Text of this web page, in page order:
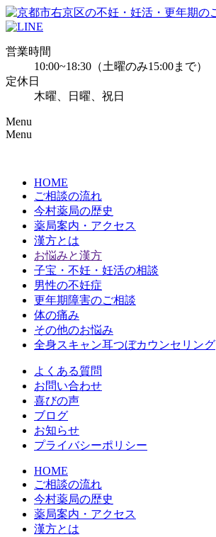
営業時間
10:00~18:30（土曜のみ15:00まで）
定休日
木曜、日曜、祝日
Menu
Menu
HOME
ご相談の流れ
今村薬局の歴史
薬局案内・アクセス
漢方とは
お悩みと漢方
子宝・不妊・妊活の相談
男性の不妊症
更年期障害のご相談
体の痛み
その他のお悩み
全身スキャン耳つぼカウンセリング
よくある質問
お問い合わせ
喜びの声
ブログ
お知らせ
プライバシーポリシー
HOME
ご相談の流れ
今村薬局の歴史
薬局案内・アクセス
漢方とは